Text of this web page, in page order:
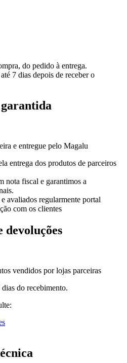
do pedido à entrega.
7 dias depois de receber o
e entregue pelo Magalu
entrega dos produtos de parceiros
nota fiscal e garantimos a
avaliados regularmente portal
com os clientes
devoluções
vendidos por lojas parceiras
do recebimento.